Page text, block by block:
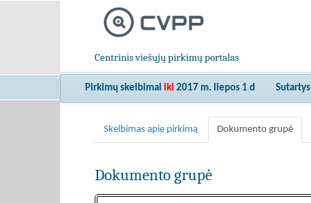
Centrinis viešųjų pirkimų portalas
Pirkimų skelbimai iki 2017 m. liepos 1 d Sutartys
Skelbimas apie pirkimą Dokumento grupė
Dokumento grupė